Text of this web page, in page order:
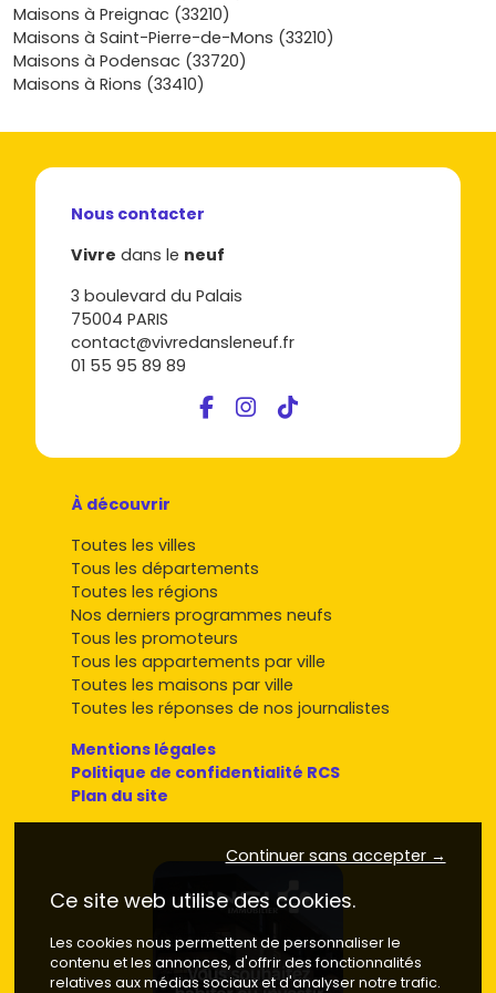
découvre les programmes disponibles sur Vivre dans le
neuf: je t’aide à affiner ton budget, à comprendre les
étapes et à concrétiser ton projet au bon rythme, en
toute sérénité.
Maisons à Preignac (33210)
Maisons à Saint-Pierre-de-Mons (33210)
Maisons à Podensac (33720)
Maisons à Rions (33410)
Nous contacter
Vivre dans le neuf
3 boulevard du Palais
75004 PARIS
contact@vivredansleneuf.fr
01 55 95 89 89
À découvrir
Toutes les villes
Tous les départements
Toutes les régions
Nos derniers programmes neufs
Tous les promoteurs
Tous les appartements par ville
Toutes les maisons par ville
Toutes les réponses de nos journalistes
Mentions légales
Politique de confidentialité RCS
Plan du site
Continuer sans accepter →
Ce site web utilise des cookies.
Les cookies nous permettent de personnaliser le
contenu et les annonces, d'offrir des fonctionnalités
relatives aux médias sociaux et d'analyser notre trafic.